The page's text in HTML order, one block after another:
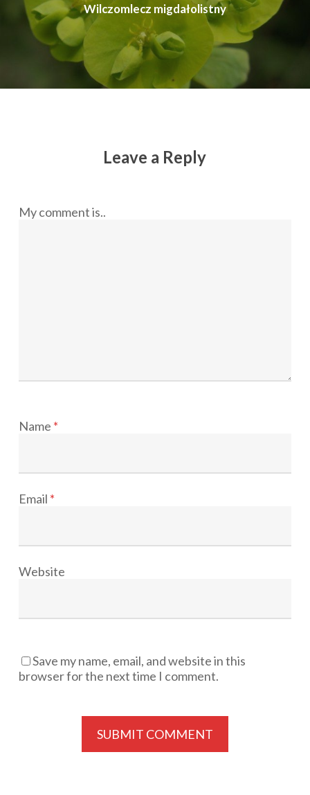
Wilczomlecz migdałolistny
Leave a Reply
My comment is..
Name *
Email *
Website
Save my name, email, and website in this
browser for the next time I comment.